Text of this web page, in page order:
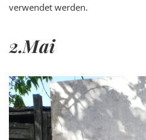
verwendet werden.
2.Mai